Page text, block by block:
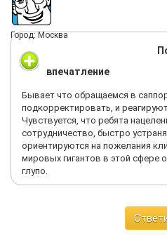
Город: Москва
впечатление
Бывает что обращаемся в
подкорректировать, и
Чувствуется, что ребята
сотрудничество, быстро
ориентируются на пожелания
мировых гигантов в этой сфере
глупо.